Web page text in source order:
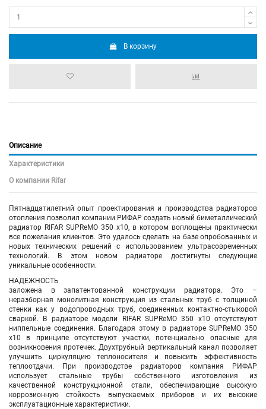
В корзину
Описание
Характеристики
О компании Rifar
Пятнадцатилетний опыт проектирования и производства радиаторов
отопления позволил компании РИФАР создать новый биметаллический
радиатор RIFAR SUPReMO 350 х10, в котором воплощены практически
все пожелания клиентов. Это удалось сделать на базе опробованных и
новых технических решений с использованием ультрасовременных
технологий. В этом новом радиаторе достигнуты следующие
уникальные особенности.
НАДЕЖНОСТЬ
заложена в запатентованной конструкции радиатора. Это –
неразборная монолитная конструкция из стальных труб с толщиной
стенки как у водопроводных труб, соединенных контактно-стыковой
сваркой. В радиаторе модели RIFAR SUPReMO 350 х10 отсутствуют
ниппельные соединения. Благодаря этому в радиаторе SUPReMO 350
х10 в принципе отсутствуют участки, потенциально опасные для
возникновения протечек. Двухтрубный вертикальный канал позволяет
улучшить циркуляцию теплоносителя и повысить эффективность
теплоотдачи. При производстве радиаторов компания РИФАР
использует стальные трубы собственного изготовления из
качественной конструкционной стали, обеспечивающие высокую
коррозионную стойкость выпускаемых приборов и их высокие
эксплуатационные характеристики.